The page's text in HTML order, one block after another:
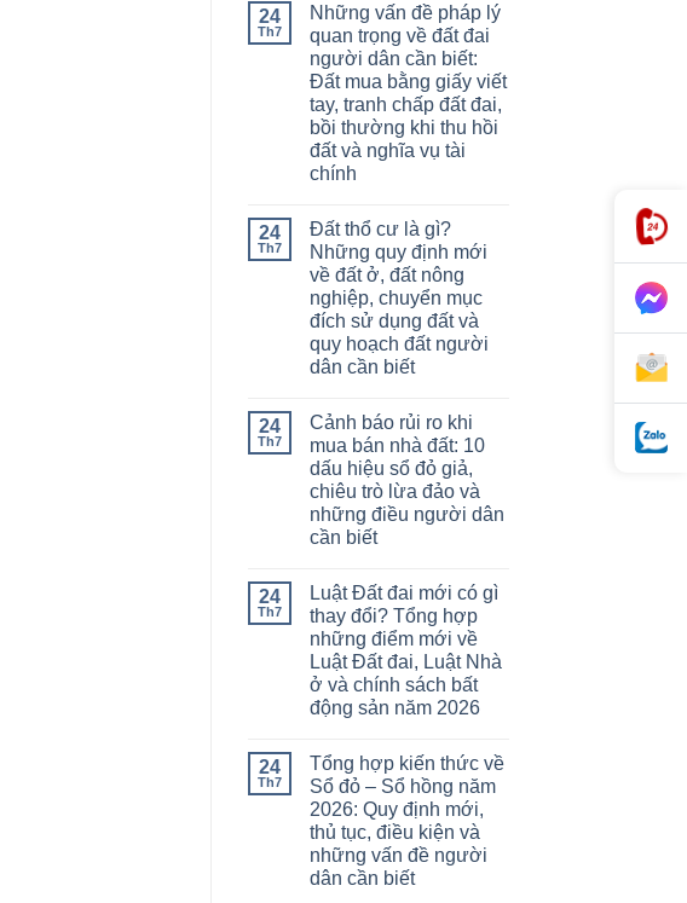
24
Th7
Những vấn đề pháp lý
quan trọng về đất đai
người dân cần biết:
Đất mua bằng giấy viết
tay, tranh chấp đất đai,
bồi thường khi thu hồi
đất và nghĩa vụ tài
chính
24
Th7
Đất thổ cư là gì?
Những quy định mới
về đất ở, đất nông
nghiệp, chuyển mục
đích sử dụng đất và
quy hoạch đất người
dân cần biết
24
Th7
Cảnh báo rủi ro khi
mua bán nhà đất: 10
dấu hiệu sổ đỏ giả,
chiêu trò lừa đảo và
những điều người dân
cần biết
24
Th7
Luật Đất đai mới có gì
thay đổi? Tổng hợp
những điểm mới về
Luật Đất đai, Luật Nhà
ở và chính sách bất
động sản năm 2026
24
Th7
Tổng hợp kiến thức về
Sổ đỏ – Sổ hồng năm
2026: Quy định mới,
thủ tục, điều kiện và
những vấn đề người
dân cần biết